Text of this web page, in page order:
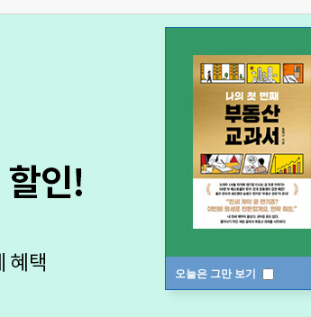
오늘은 그만 보기